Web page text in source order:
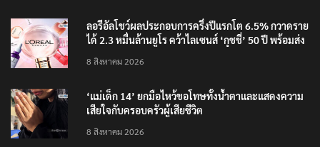
8 สิงหาคม 2026
ลอรีอัลโชว์ผลประกอบการครึ่งปีแรกโต 6.5% กวาดราย
8 สิงหาคม 2026
‘แม่เด็ก 14’ ยกมือไหว้ขอโทษทั้งน้ำตาและแสดงความ